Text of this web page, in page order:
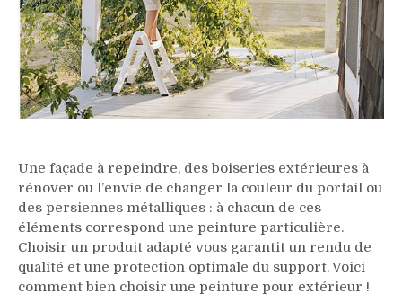
Une façade à repeindre, des boiseries extérieures à
rénover ou l’envie de changer la couleur du portail ou
des persiennes métalliques : à chacun de ces
éléments correspond une peinture particulière.
Choisir un produit adapté vous garantit un rendu de
qualité et une protection optimale du support. Voici
comment bien choisir une peinture pour extérieur !